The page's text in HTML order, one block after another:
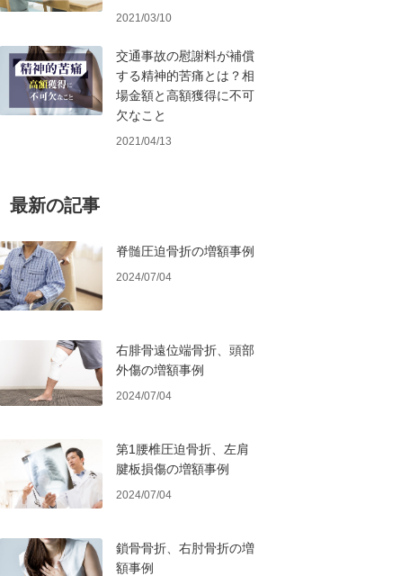
2021/03/10
交通事故の慰謝料が補償
する精神的苦痛とは？相
場金額と高額獲得に不可
欠なこと
2021/04/13
最新の記事
脊髄圧迫骨折の増額事例
2024/07/04
右腓骨遠位端骨折、頭部
外傷の増額事例
2024/07/04
第1腰椎圧迫骨折、左肩
腱板損傷の増額事例
2024/07/04
鎖骨骨折、右肘骨折の増
額事例